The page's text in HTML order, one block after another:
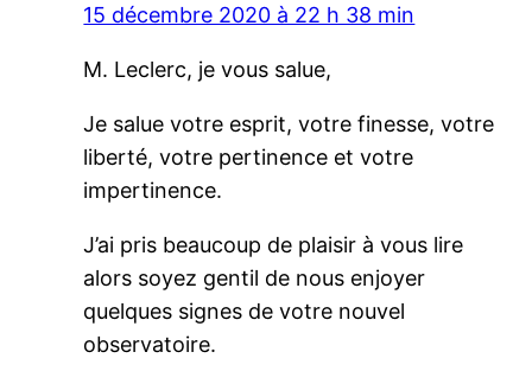
15 décembre 2020 à 22 h 38 min
M. Leclerc, je vous salue,
Je salue votre esprit, votre finesse, votre
liberté, votre pertinence et votre
impertinence.
J’ai pris beaucoup de plaisir à vous lire
alors soyez gentil de nous enjoyer
quelques signes de votre nouvel
observatoire.